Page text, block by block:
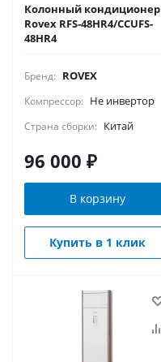
Колонный кондиционер
Rovex RFS-48HR4/CCUFS-
48HR4
Бренд: ROVEX
Компрессор: Не инвертор
Страна сборки: Китай
96 000 ₽
В корзину
Купить в 1 клик